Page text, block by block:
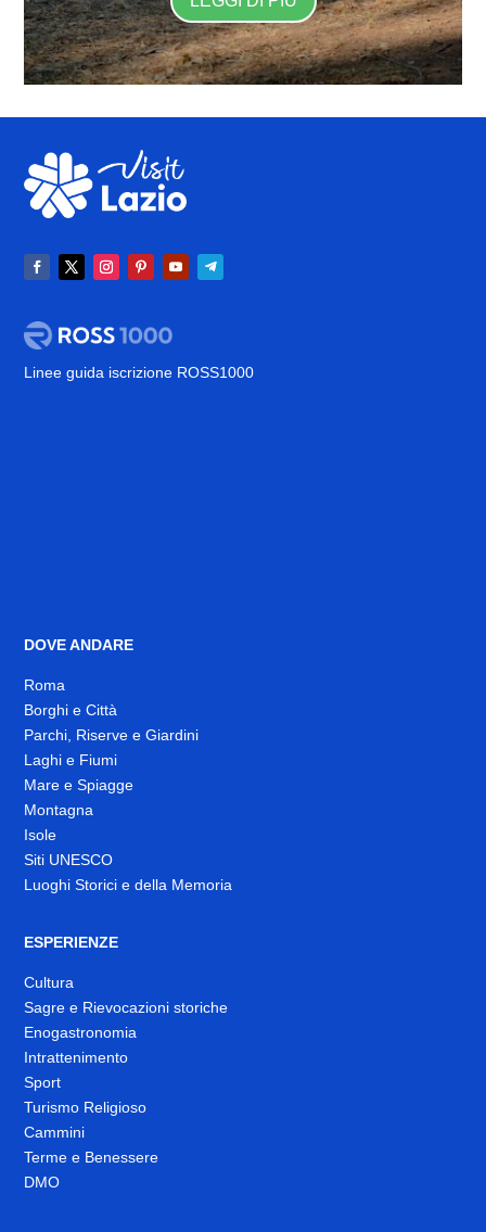
Linee guida iscrizione ROSS1000
DOVE ANDARE
Roma
Borghi e Città
Parchi, Riserve e Giardini
Laghi e Fiumi
Mare e Spiagge
Montagna
Isole
Siti UNESCO
Luoghi Storici e della Memoria
ESPERIENZE
Cultura
Sagre e Rievocazioni storiche
Enogastronomia
Intrattenimento
Sport
Turismo Religioso
Cammini
Terme e Benessere
DMO